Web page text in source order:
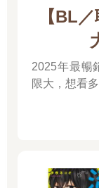
【BL
2025年最暢
限大，想看